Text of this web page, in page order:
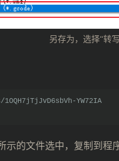
另存为，选择“转
YW72IA
示的文件选中，复制到程